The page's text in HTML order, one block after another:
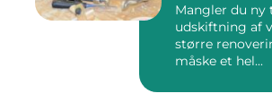
Mangler du ny
udskiftning af
større
måske et hel...